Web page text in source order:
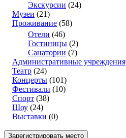
Экскурсии (24)
Музеи (21)
Проживание (58)
Отели (46)
Гостиницы (2)
Санатории (7)
Административные учреждения
Театр (24)
Концерты (101)
Фестивали (10)
Спорт (38)
Шоу (24)
Выставки (0)
Зарегистрировать место